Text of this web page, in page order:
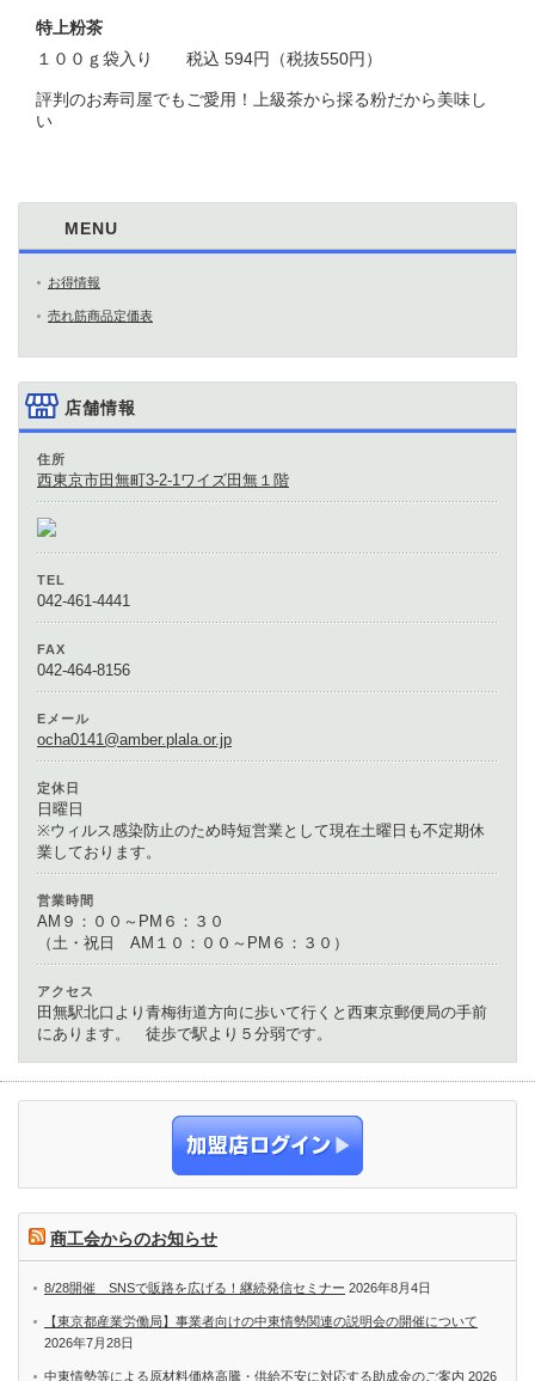
特上粉茶
１００ｇ袋入り 税込 594円（税抜550円）
評判のお寿司屋でもご愛用！上級茶から採る粉だから美味し
い
MENU
お得情報
売れ筋商品定価表
店舗情報
住所
西東京市田無町3-2-1ワイズ田無１階
TEL
042-461-4441
FAX
042-464-8156
Eメール
ocha0141@amber.plala.or.jp
定休日
日曜日
※ウィルス感染防止のため時短営業として現在土曜日も不定期休
業しております。
営業時間
AM９：００～PM６：３０
（土・祝日 AM１０：００～PM６：３０）
アクセス
田無駅北口より青梅街道方向に歩いて行くと西東京郵便局の手前
にあります。 徒歩で駅より５分弱です。
商工会からのお知らせ
8/28開催 SNSで販路を広げる！継続発信セミナー 2026年8月4日
【東京都産業労働局】事業者向けの中東情勢関連の説明会の開催について
2026年7月28日
中東情勢等による原材料価格高騰・供給不安に対応する助成金のご案内 2026